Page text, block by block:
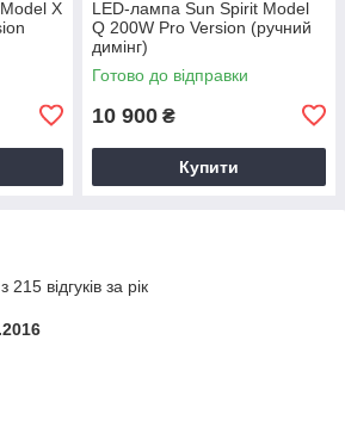
X
LED-лампа Sun Spirit Model
Q 200W Pro Version (ручний
димінг)
Готово до відправки
10 900 ₴
Купити
відгуків за рік